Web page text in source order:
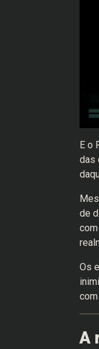
E o
das
de
Os
A